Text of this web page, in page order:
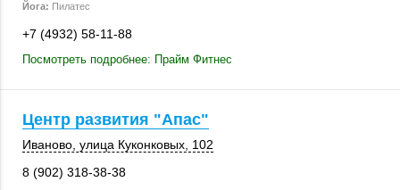
Йога: Пилатес
+7 (4932) 58-11-88
Посмотреть подробнее: Прайм Фитнес
Центр развития "Апас"
Иваново улица Куконковых 102
8 (902) 318-38-38